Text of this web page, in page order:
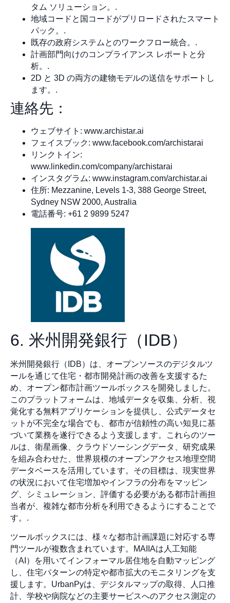
タム ソリューション。.
地域コードと国コードがプリロードされたスマート
パック。.
既存の政府システムとのワークフロー統合。.
計画部門向けのコンプライアンス レポートと分
析。.
2D と 3D の両方の建物モデルの送信をサポートし
ます。.
連絡先：
ウェブサイト: www.archistar.ai
フェイスブック: www.facebook.com/archistarai
リンクトイン:
www.linkedin.com/company/archistarai
インスタグラム: www.instagram.com/archistar.ai
住所: Mezzanine, Levels 1-3, 388 George Street,
Sydney NSW 2000, Australia
電話番号: +61 2 9899 5247
6. 米州開発銀行（IDB）
米州開発銀行（IDB）は、オープンソースのデジタルツ
ールを通じて住宅・都市開発計画の改善を支援するた
め、オープン都市計画ツールボックスを開発しました。
このプラットフォームは、地域データを収集、分析、視
覚化する無料アプリケーションを提供し、公式データセ
ットが不完全な場合でも、都市が信頼性の高い知見に基
づいて業務を遂行できるよう支援します。これらのツー
ルは、衛星画像、クラウドソーシングデータ、研究成果
を組み合わせた、世界規模のオープンアクセス地理空間
データベースを活用しています。その目標は、現実世界
の状況において住宅増加やインフラの分布をマッピン
グ、シミュレーション、評価する必要がある都市計画担
当者が、複雑な都市分析を利用できるようにすることで
す。.
ツールボックスには、様々な都市計画課題に対応する専
門ツールが複数含まれています。MAIIAは人工知能
（AI）を用いてインフォーマル居住地を自動マッピング
し、住宅パターンの特定や都市拡大のモニタリングを支
援します。UrbanPyは、デジタルマップの取得、人口推
計、学校や病院などの主要サービスへのアクセス測定の